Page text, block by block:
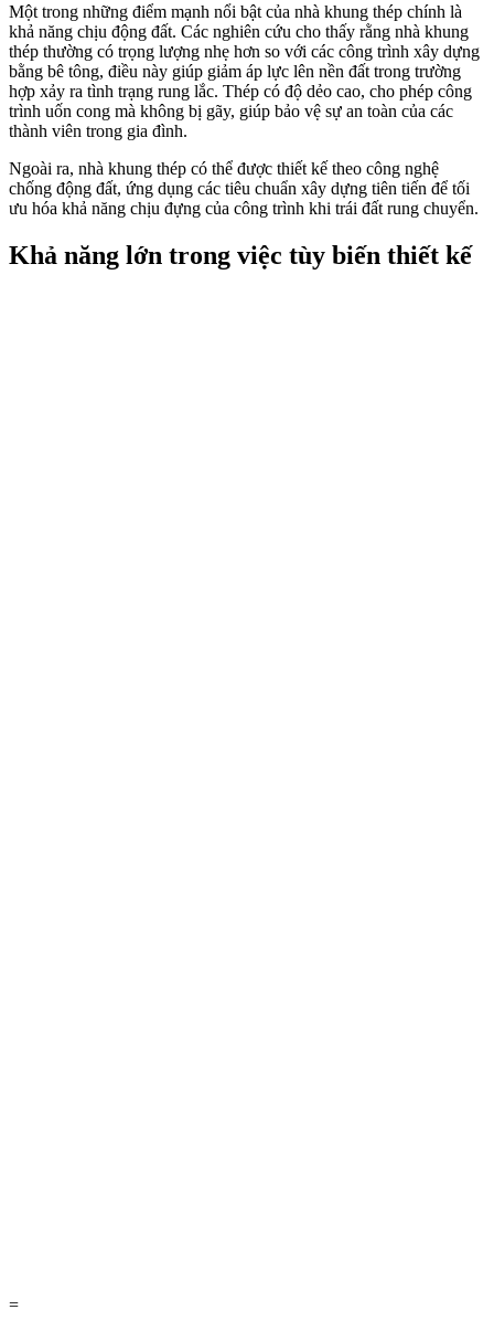
Một trong những điểm mạnh nổi bật của nhà khung thép chính là
khả năng chịu động đất. Các nghiên cứu cho thấy rằng nhà khung
thép thường có trọng lượng nhẹ hơn so với các công trình xây dựng
bằng bê tông, điều này giúp giảm áp lực lên nền đất trong trường
hợp xảy ra tình trạng rung lắc. Thép có độ dẻo cao, cho phép công
trình uốn cong mà không bị gãy, giúp bảo vệ sự an toàn của các
thành viên trong gia đình.
Ngoài ra, nhà khung thép có thể được thiết kế theo công nghệ
chống động đất, ứng dụng các tiêu chuẩn xây dựng tiên tiến để tối
ưu hóa khả năng chịu đựng của công trình khi trái đất rung chuyển.
Khả năng lớn trong việc tùy biến thiết kế
=